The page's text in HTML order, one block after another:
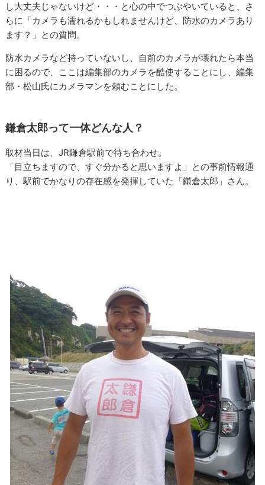
し大丈夫じゃないけど・・・と心の中でつぶやいていると、さ
らに「カメラも濡れるかもしれませんけど、防水のカメラあり
ます？」との質問。
防水カメラなど持っていないし、自前のカメラが壊れたら本当
に困るので、ここは編集部のカメラを酷使することにし、編集
部・松山氏にカメラマンを頼むことにした。
鎌倉太郎って一体どんな人？
取材当日は、JR鎌倉駅前で待ち合わせ。
「目立ちますので、すぐ分かると思いますよ」との事前情報通
り、駅前でかなりの存在感を発揮していた「鎌倉太郎」さん。